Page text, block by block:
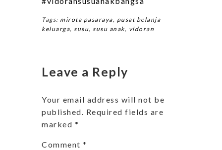
Tags: mirota pasaraya, pusat belanja
keluarga, susu, susu anak, vidoran
Leave a Reply
Your email address will not be
published. Required fields are
marked *
Comment *